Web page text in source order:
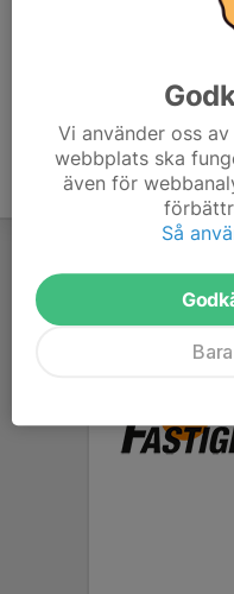
Vi använder oss
webbplats ska
även för
Så